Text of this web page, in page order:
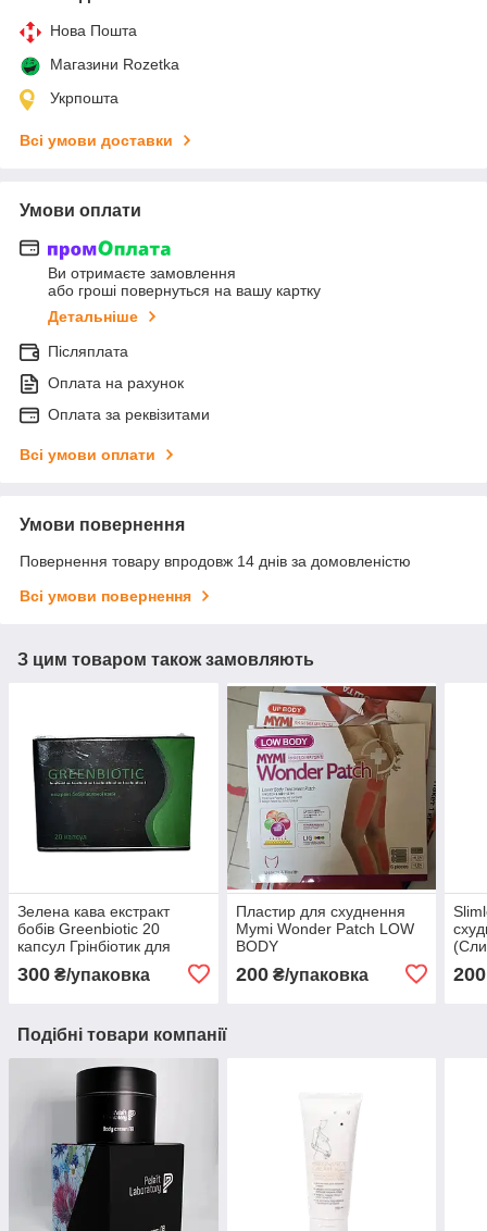
Нова Пошта
Магазини Rozetka
Укрпошта
Всі умови доставки
Умови оплати
Ви отримаєте замовлення
або гроші повернуться на вашу картку
Детальніше
Післяплата
Оплата на рахунок
Оплата за реквізитами
Всі умови оплати
Умови повернення
Повернення товару впродовж 14 днів за домовленістю
Всі умови повернення
З цим товаром також замовляють
Зелена кава екстракт
бобів Greenbiotic 20
капсул Грінбіотик для
300 ₴/упаковка
Пластир для схуднення
Mymi Wonder Patch LOW
BODY
200₴/упаковка 200
Подібні товари компанії